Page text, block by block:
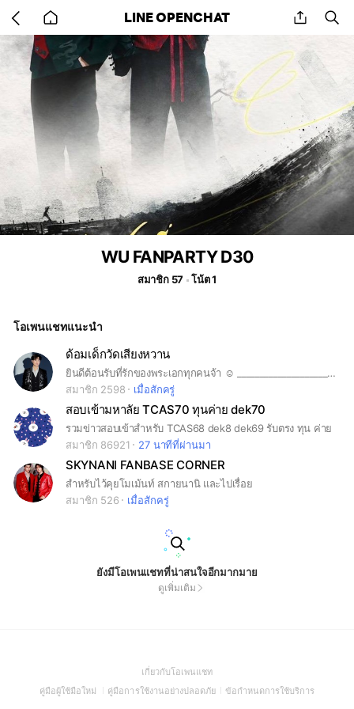
back
to
home
LINE OPENCHAT share
WU FANPARTY D30
สมาชิก 57 โน้ต 1
โอเพนแชทแนะนำ
ด้อมเด็กวัดเสียงหวาน
ยินดีต้อนรับที่รักของพระเอกทุกคนจ้า ☺️ ____________________________ เงื่อนไขการปฎิบัติในการอยู่ด้วยกัน !! ไลน์กลุ่มนี้สร้างขึ้นมาเพื่อพูดคุยกัน แลกเปลี่ยนข่าวสารรวมถึงอัพเดทตารางงานของพระเอก กฎกติกาการอยู่ด้วยกัน 📍 แอดมินจะเป็นคนเชิญสมาชิกเข้ากลุ่มเท่านั้น ไม่อนุญาตให้ใคร เชิญบุคคลอื่นเข้ามา โดยที่แอดมิน ไม่ได้อนุญาต !!! *** พูดคุยโดยไม่แท็กน้องนะคะ *** การพูดคุยเพื่อบรรยากาศอันดี ❌ไม่ชวนทะเลาะ ไม่ก่อกวน ❌ไม่พาดพิงศลปอื่น หรือบุคคลที่ 2 3 4 ❌ไม่นำข้อความ รูปออกไปเผยแพร่ข้างนอก ขอบคุณค่ะ 🧡 แอดมิน
สมาชิก 2598
เมื่อสักครู่
สอบเข้ามหาลัย TCAS70 ทุนค่าย dek70
รวมข่าวสอบเข้าสำหรับ TCAS68 dek8 dek69 รับตรง ทุน ค่าย
สมาชิก 86921
27 นาทีที่ผ่านมา
SKYNANI FANBASE CORNER
สำหรับไว้คุยโมเม้นท์ สกายนานิ และไปเรื่อย
สมาชิก 526
เมื่อสักครู่
ยังมีโอเพนแชทที่น่าสนใจอีกมากมาย
ดูเพิ่มเติม
เกี่ยวกับโอเพนแชท(Open
in
คู่มือผู้ใช้มือใหม่
(Open
คู่มือการใช้งานอย่างปลอดภัย(Open
ข้อกำหนดการใช้บริการ(Open